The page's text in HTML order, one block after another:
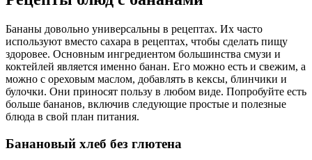
Бананы довольно универсальны в рецептах. Их часто
используют вместо сахара в рецептах, чтобы сделать пищу
здоровее. Основным ингредиентом большинства смузи и
коктейлей является именно банан. Его можно есть и свежим, а
можно с ореховым маслом, добавлять в кексы, блинчики и
булочки. Они приносят пользу в любом виде. Попробуйте есть
больше бананов, включив следующие простые и полезные
блюда в свой план питания.
Банановый хлеб без глютена